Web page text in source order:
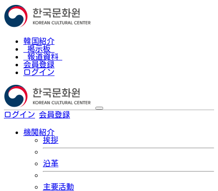
韓国紹介
掲示板
報道資料
会員登録
ログイン
ログイン 会員登録
機関紹介
挨拶
沿革
主要活動